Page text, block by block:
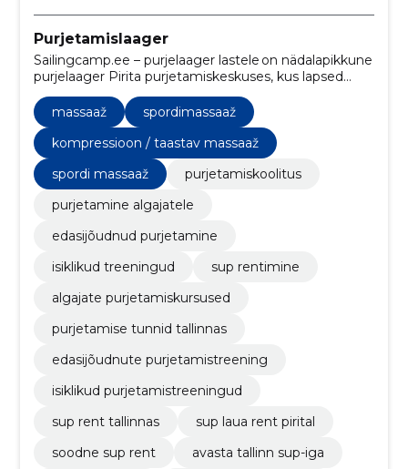
Purjetamislaager
Sailingcamp.ee – purjelaager lastele on nädalapikkune
purjelaager Pirita purjetamiskeskuses, kus lapsed
õpivad purjespordi ja veespordi põhioskusi ning
veedavad aktiivseid päevi mere ääres.
massaaž
spordimassaaž
kompressioon / taastav massaaž
spordi massaaž
purjetamiskoolitus
purjetamine algajatele
edasijõudnud purjetamine
isiklikud treeningud
sup rentimine
algajate purjetamiskursused
purjetamise tunnid tallinnas
edasijõudnute purjetamistreening
isiklikud purjetamistreeningud
sup rent tallinnas
sup laua rent pirital
soodne sup rent
avasta tallinn sup-iga